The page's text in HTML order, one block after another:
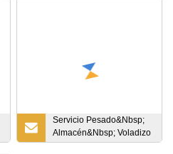
Servicio Pesado&Nbsp;
Almacén&Nbsp; Voladizo
de